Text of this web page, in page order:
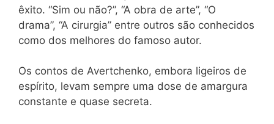
êxito. “Sim ou não?”, “A obra de arte”, “O
drama”, “A cirurgia” entre outros são conhecidos
como dos melhores do famoso autor.
Os contos de Avertchenko, embora ligeiros de
espírito, levam sempre uma dose de amargura
constante e quase secreta.